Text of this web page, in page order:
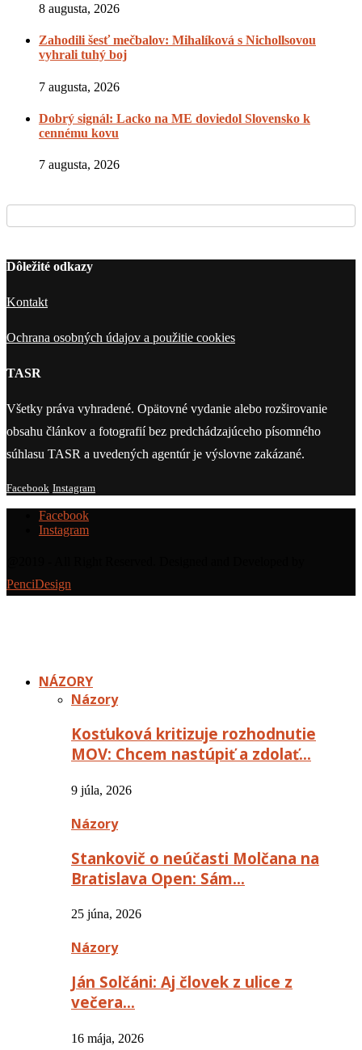
8 augusta, 2026
Zahodili šesť mečbalov: Mihalíková s Nichollsovou
vyhrali tuhý boj
7 augusta, 2026
Dobrý signál: Lacko na ME doviedol Slovensko k
cennému kovu
7 augusta, 2026
Dôležité odkazy
Kontakt
Ochrana osobných údajov a použitie cookies
TASR
Všetky práva vyhradené. Opätovné vydanie alebo rozširovanie
obsahu článkov a fotografií bez predchádzajúceho písomného
súhlasu TASR a uvedených agentúr je výslovne zakázané.
Facebook Instagram
Facebook
Instagram
PenciDesign
NÁZORY
Názory
Kosťuková kritizuje rozhodnutie
MOV: Chcem nastúpiť a zdolať…
9 júla, 2026
Názory
Stankovič o neúčasti Molčana na
Bratislava Open: Sám…
25 júna, 2026
Názory
Ján Solčáni: Aj človek z ulice z
večera…
16 mája, 2026